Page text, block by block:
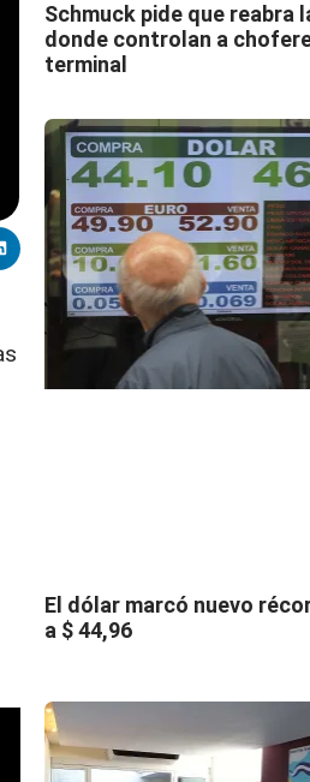
Schmuck pide que reabra
donde controlan a
terminal
El dólar marcó nuevo
a $ 44,96